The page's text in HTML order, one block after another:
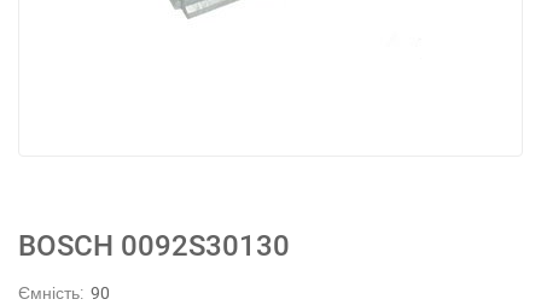
BOSCH 0092S30130
Ємність: 90